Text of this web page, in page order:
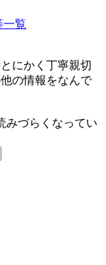
一覧
とにかく丁寧親切
の情報をなんで
みづらくなってい